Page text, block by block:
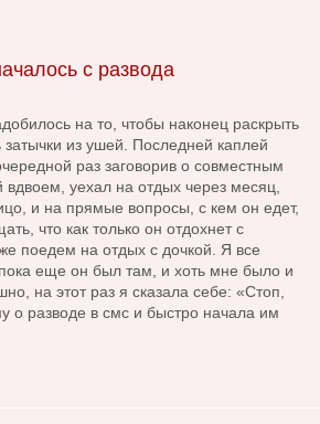
с развода
на то, чтобы наконец раскрыть
затычки из ушей. Последней каплей
раз заговорив о совместным
вдвоем, уехал на отдых через месяц,
и на прямые вопросы, с кем он едет,
что как только он отдохнет с
поедем на отдых с дочкой. Я все
еще он был там, и хоть мне было и
на этот раз я сказала себе: «Стоп,
о разводе в смс и быстро начала им